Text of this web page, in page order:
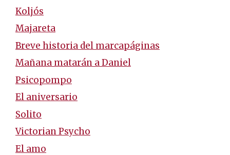
Koljós
Majareta
Breve historia del marcapáginas
Mañana matarán a Daniel
Psicopompo
El aniversario
Solito
Victorian Psycho
El amo